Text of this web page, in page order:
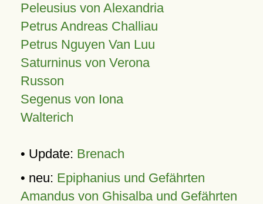
Peleusius von Alexandria
Petrus Andreas Challiau
Petrus Nguyen Van Luu
Saturninus von Verona
Russon
Segenus von Iona
Walterich
• Update: Brenach
• neu: Epiphanius und Gefährten
Amandus von Ghisalba und Gefährten